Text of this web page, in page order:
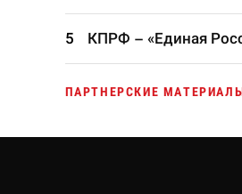
КПРФ – «Единая
ПАРТНЕРСКИЕ